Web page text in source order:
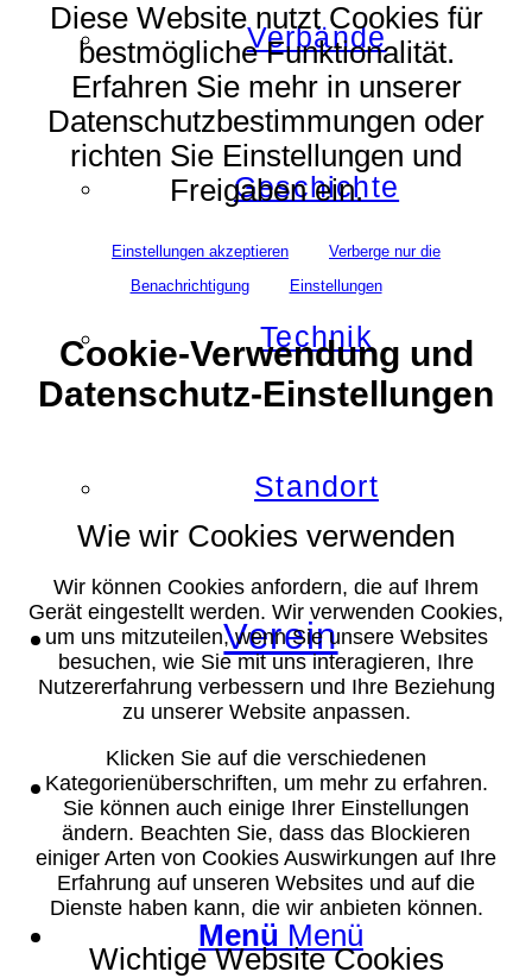
Verbände
Geschichte
Technik
Standort
Verein
Suche
Menü Menü
Diese Website nutzt Cookies für
bestmögliche Funktionalität.
Erfahren Sie mehr in unserer
Datenschutzbestimmungen oder
richten Sie Einstellungen und
Freigaben ein.
Einstellungen akzeptieren
Verberge nur die
Benachrichtigung
Einstellungen
Cookie-Verwendung und
Datenschutz-Einstellungen
Wie wir Cookies verwenden
Wir können Cookies anfordern, die auf Ihrem
Gerät eingestellt werden. Wir verwenden Cookies,
um uns mitzuteilen, wenn Sie unsere Websites
besuchen, wie Sie mit uns interagieren, Ihre
Nutzererfahrung verbessern und Ihre Beziehung
zu unserer Website anpassen.
Klicken Sie auf die verschiedenen
Kategorienüberschriften, um mehr zu erfahren.
Sie können auch einige Ihrer Einstellungen
ändern. Beachten Sie, dass das Blockieren
einiger Arten von Cookies Auswirkungen auf Ihre
Erfahrung auf unseren Websites und auf die
Dienste haben kann, die wir anbieten können.
Wichtige Website Cookies